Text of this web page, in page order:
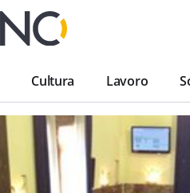
Cultura Lavoro